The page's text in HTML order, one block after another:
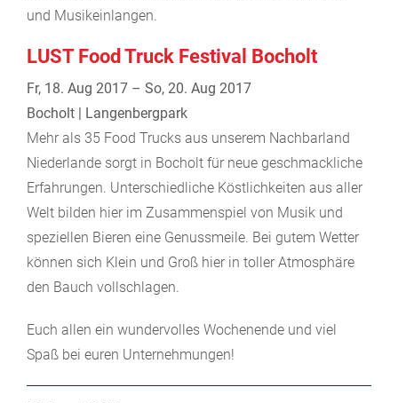
und Musikeinlangen.
LUST Food Truck Festival Bocholt
Fr, 18. Aug 2017 – So, 20. Aug 2017
Bocholt | Langenbergpark
Mehr als 35 Food Trucks aus unserem Nachbarland
Niederlande sorgt in Bocholt für neue geschmackliche
Erfahrungen. Unterschiedliche Köstlichkeiten aus aller
Welt bilden hier im Zusammenspiel von Musik und
speziellen Bieren eine Genussmeile. Bei gutem Wetter
können sich Klein und Groß hier in toller Atmosphäre
den Bauch vollschlagen.
Euch allen ein wundervolles Wochenende und viel
Spaß bei euren Unternehmungen!